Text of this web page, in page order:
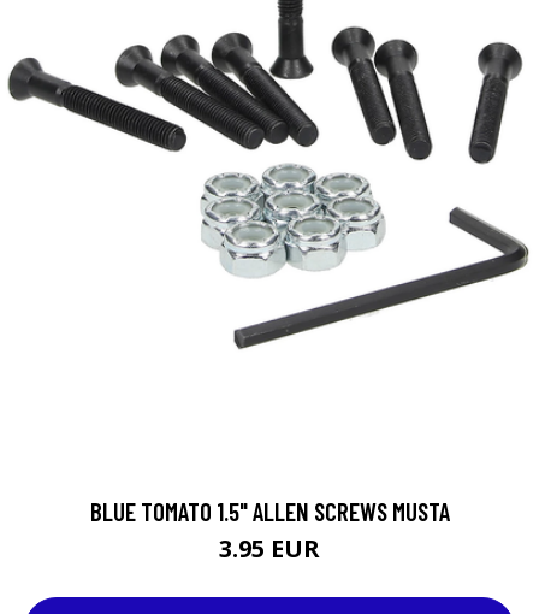
BLUE TOMATO 1.5" ALLEN SCREWS MUSTA
3.95 EUR